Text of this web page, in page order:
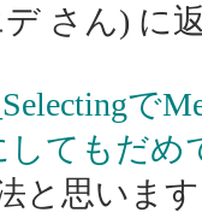
さん) に
で
してもだ
と思いま